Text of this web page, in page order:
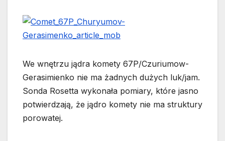
We wnętrzu jądra komety 67P/Czuriumow-
Gerasimienko nie ma żadnych dużych luk/jam.
Sonda Rosetta wykonała pomiary, które jasno
potwierdzają, że jądro komety nie ma struktury
porowatej.